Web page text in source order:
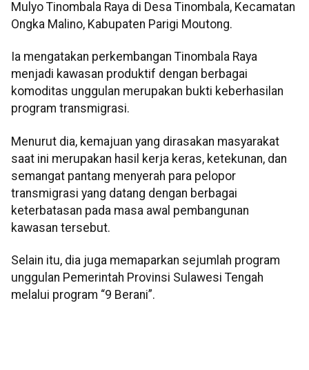
Mulyo Tinombala Raya di Desa Tinombala, Kecamatan
Ongka Malino, Kabupaten Parigi Moutong.
Ia mengatakan perkembangan Tinombala Raya
menjadi kawasan produktif dengan berbagai
komoditas unggulan merupakan bukti keberhasilan
program transmigrasi.
Menurut dia, kemajuan yang dirasakan masyarakat
saat ini merupakan hasil kerja keras, ketekunan, dan
semangat pantang menyerah para pelopor
transmigrasi yang datang dengan berbagai
keterbatasan pada masa awal pembangunan
kawasan tersebut.
Selain itu, dia juga memaparkan sejumlah program
unggulan Pemerintah Provinsi Sulawesi Tengah
melalui program “9 Berani”.